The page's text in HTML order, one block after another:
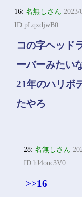
16:名無しさん 2023/
ID:pLqxdjwB0
コの字ヘッド
ーバーみたい
21年のハリボ
たやろ
28:名無しさん
ID:hJ4ouc3V0
>>16